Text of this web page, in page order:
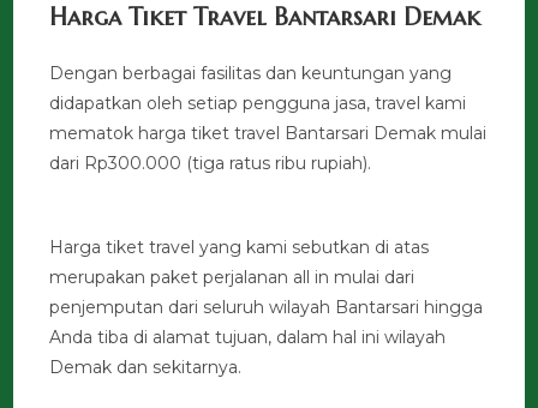
Harga Tiket Travel Bantarsari Demak
Dengan berbagai fasilitas dan keuntungan yang
didapatkan oleh setiap pengguna jasa, travel kami
mematok harga tiket travel Bantarsari Demak mulai
dari Rp300.000 (tiga ratus ribu rupiah).
Harga tiket travel yang kami sebutkan di atas
merupakan paket perjalanan all in mulai dari
penjemputan dari seluruh wilayah Bantarsari hingga
Anda tiba di alamat tujuan, dalam hal ini wilayah
Demak dan sekitarnya.